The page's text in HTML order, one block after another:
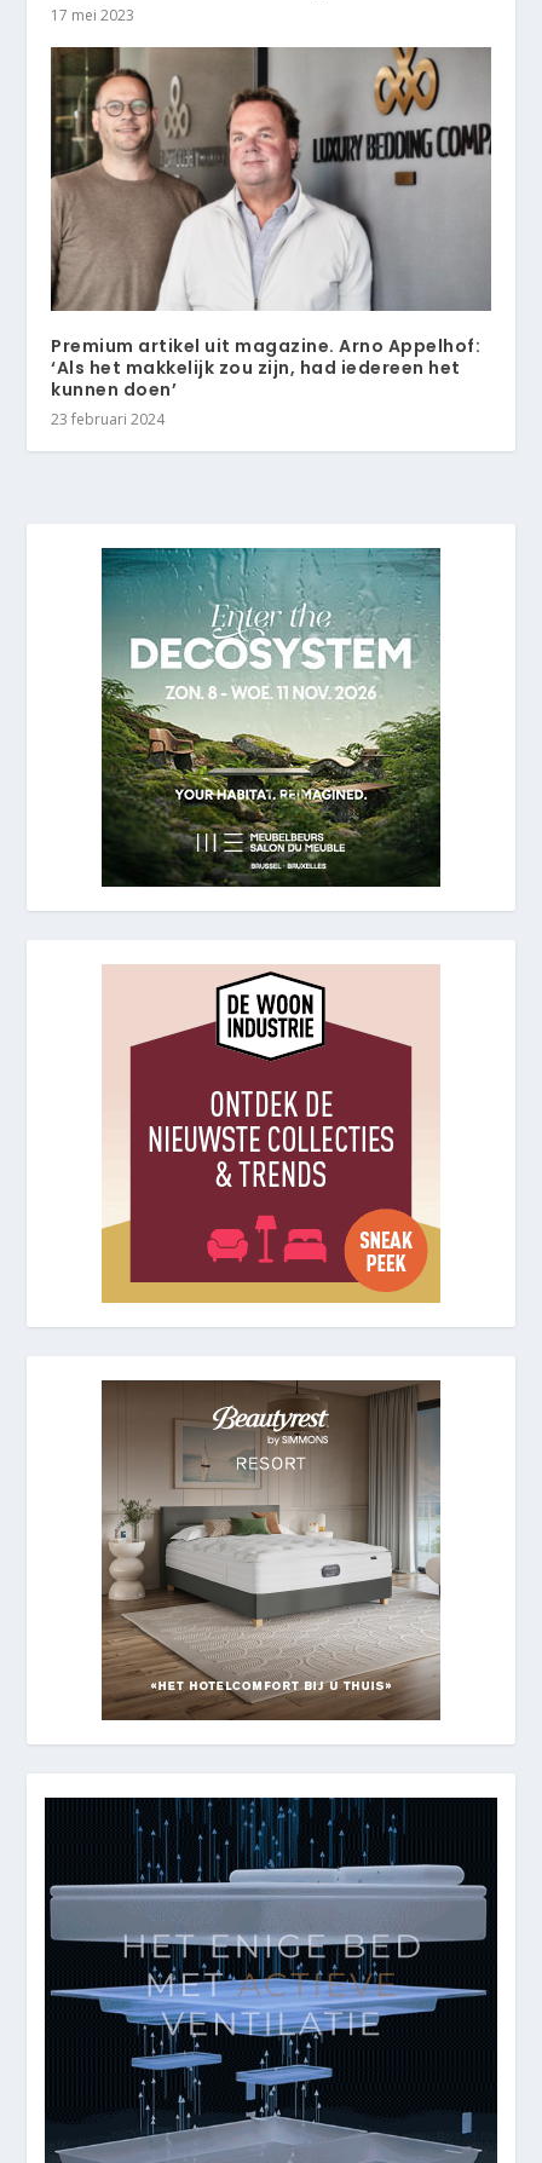
17 mei 2023
Premium artikel uit magazine. Arno Appelhof:
‘Als het makkelijk zou zijn, had iedereen het
kunnen doen’
23 februari 2024